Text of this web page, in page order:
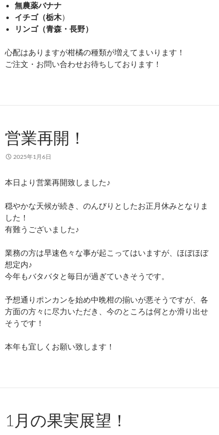
無農薬バナナ
イチゴ（栃木）
リンゴ（青森・長野）
心配はありますが柑橘の種類が増えてまいります！
ご注文・お問い合わせお待ちしております！
営業再開！
2025年1月6日
本日より営業再開致しました♪
穏やかな天候が続き、のんびりとしたお正月休みとなりま
した！
有難うございました♪
業務の方は早速色々な事が起こってはいますが、ほぼほぼ
想定内♪
今年もバタバタと毎日が過ぎていきそうです。
予想通りポンカンを始め中晩柑の揃いが悪そうですが、各
方面の方々に尽力いただき、今のところは何とか滑り出せ
そうです！
本年も宜しくお願い致します！
1月の果実展望！